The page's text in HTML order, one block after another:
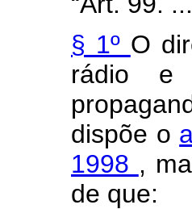
§ 1º O
rádio e
dispõe o
1998 ,
de que: